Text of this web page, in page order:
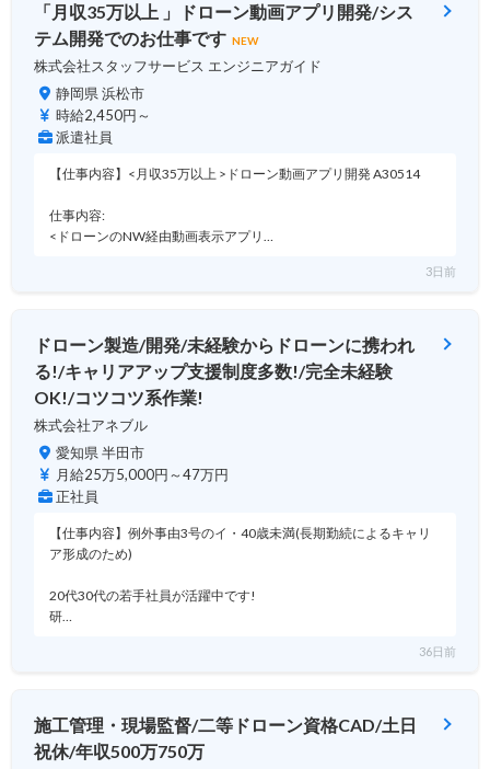
「月収35万以上 」ドローン動画アプリ開発/シス
テム開発でのお仕事です NEW
株式会社スタッフサービス エンジニアガイド
静岡県 浜松市
時給2,450円～
派遣社員
【仕事内容】<月収35万以上 >ドローン動画アプリ開発 A30514
仕事内容:
<ドローンのNW経由動画表示アプリ…
3日前
ドローン製造/開発/未経験からドローンに携われ
る!/キャリアアップ支援制度多数!/完全未経験
OK!/コツコツ系作業!
株式会社アネブル
愛知県 半田市
月給25万5,000円～47万円
正社員
【仕事内容】例外事由3号のイ・40歳未満(長期勤続によるキャリ
ア形成のため)
20代30代の若手社員が活躍中です!
研…
36日前
施工管理・現場監督/二等ドローン資格CAD/土日
祝休/年収500万750万